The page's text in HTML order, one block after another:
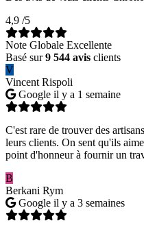
4,9 /5
Note Globale Excellente
Basé sur9 544 avis clients
V
Vincent Rispoli
Google il y a 1 semaine
C'est rare de trouver des
leurs clients. On sent qu'ils
point d'honneur à fournir un
B
Berkani Rym
Google il y a 3 semaines